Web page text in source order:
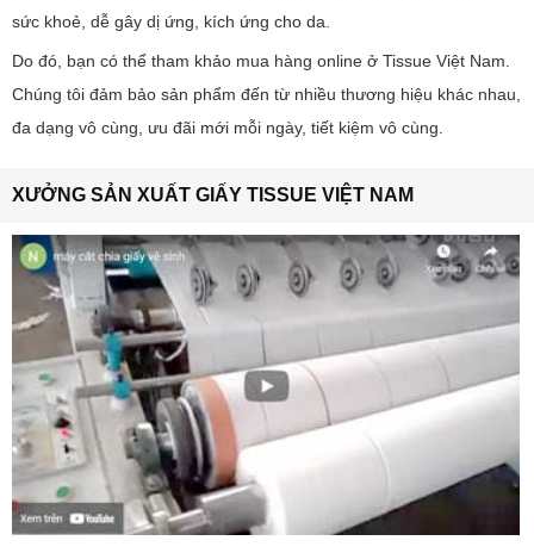
sức khoẻ, dễ gây dị ứng, kích ứng cho da.
Do đó, bạn có thể tham khảo mua hàng online ở Tissue Việt Nam.
Chúng tôi đảm bảo sản phẩm đến từ nhiều thương hiệu khác nhau,
đa dạng vô cùng, ưu đãi mới mỗi ngày, tiết kiệm vô cùng.
XƯỞNG SẢN XUẤT GIẤY TISSUE VIỆT NAM